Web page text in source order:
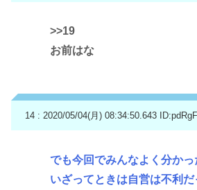
>>19
お前はな
14 : 2020/05/04(月) 08:34:50.643
でも今回でみんなよく分か
いざってときは自営は不利だ